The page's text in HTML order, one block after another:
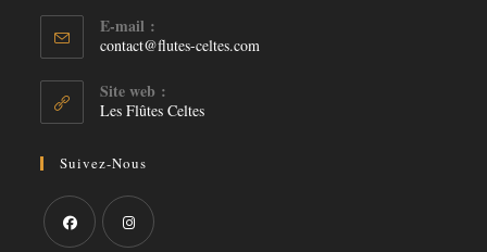
E-mail :
contact@flutes-celtes.com
Site web :
Les Flûtes Celtes
Suivez-Nous